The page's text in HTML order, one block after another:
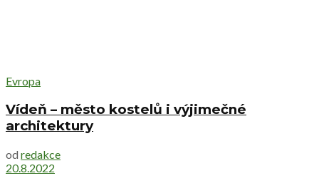
Evropa
Vídeň – město kostelů i výjimečné
architektury
od redakce
20.8.2022